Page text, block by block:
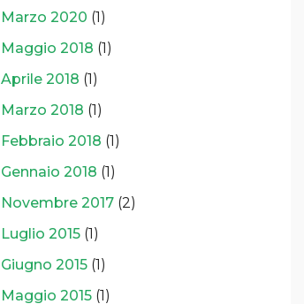
Marzo 2020 (1)
Maggio 2018 (1)
Aprile 2018 (1)
Marzo 2018 (1)
Febbraio 2018 (1)
Gennaio 2018 (1)
Novembre 2017(2)
Luglio 2015(1)
Giugno 2015(1)
Maggio 2015(1)